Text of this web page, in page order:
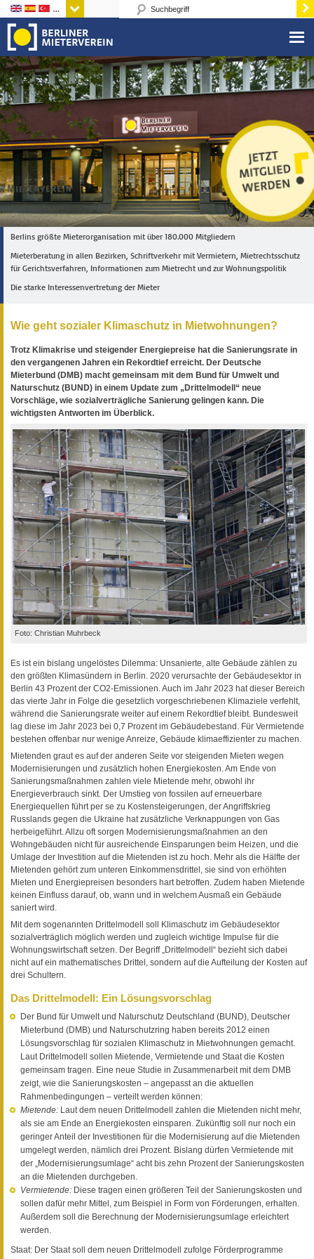
Sprachen
Berlins größte Mieterorganisation mit über 180.000 Mitgliedern
Mieterberatung in allen Bezirken, Schriftverkehr mit Vermietern, Mietrechtsschutz
für Gerichtsverfahren, Informationen zum Mietrecht und zur Wohnungspolitik
Die starke Interessenvertretung der Mieter
Wie geht sozialer Klimaschutz in Mietwohnungen?
Trotz Klimakrise und steigender Energiepreise hat die Sanierungsrate in
den vergangenen Jahren ein Rekordtief erreicht. Der Deutsche
Mieterbund (DMB) macht gemeinsam mit dem Bund für Umwelt und
Naturschutz (BUND) in einem Update zum „Drittelmodell“ neue
Vorschläge, wie sozialverträgliche Sanierung gelingen kann. Die
wichtigsten Antworten im Überblick.
Foto: Christian Muhrbeck
Es ist ein bislang ungelöstes Dilemma: Unsanierte, alte Gebäude zählen zu
den größten Klimasündern in Berlin. 2020 verursachte der Gebäudesektor in
Berlin 43 Prozent der CO2-Emissionen. Auch im Jahr 2023 hat dieser Bereich
das vierte Jahr in Folge die gesetzlich vorgeschriebenen Klimaziele verfehlt,
während die Sanierungsrate weiter auf einem Rekordtief bleibt. Bundesweit
lag diese im Jahr 2023 bei 0,7 Prozent im Gebäudebestand. Für Vermietende
bestehen offenbar nur wenige Anreize, Gebäude klimaeffizienter zu machen.
Mietenden graut es auf der anderen Seite vor steigenden Mieten wegen
Modernisierungen und zusätzlich hohen Energiekosten. Am Ende von
Sanierungsmaßnahmen zahlen viele Mietende mehr, obwohl ihr
Energieverbrauch sinkt. Der Umstieg von fossilen auf erneuerbare
Energiequellen führt per se zu Kostensteigerungen, der Angriffskrieg
Russlands gegen die Ukraine hat zusätzliche Verknappungen von Gas
herbeigeführt. Allzu oft sorgen Modernisierungsmaßnahmen an den
Wohngebäuden nicht für ausreichende Einsparungen beim Heizen, und die
Umlage der Investition auf die Mietenden ist zu hoch. Mehr als die Hälfte der
Mietenden gehört zum unteren Einkommensdrittel, sie sind von erhöhten
Mieten und Energiepreisen besonders hart betroffen. Zudem haben Mietende
keinen Einfluss darauf, ob, wann und in welchem Ausmaß ein Gebäude
saniert wird.
Mit dem sogenannten Drittelmodell soll Klimaschutz im Gebäudesektor
sozialverträglich möglich werden und zugleich wichtige Impulse für die
Wohnungswirtschaft setzen. Der Begriff „Drittelmodell“ bezieht sich dabei
nicht auf ein mathematisches Drittel, sondern auf die Aufteilung der Kosten auf
drei Schultern.
Das Drittelmodell: Ein Lösungsvorschlag
Der Bund für Umwelt und Naturschutz Deutschland (BUND), Deutscher
Mieterbund (DMB) und Naturschutzring haben bereits 2012 einen
Lösungsvorschlag für sozialen Klimaschutz in Mietwohnungen gemacht.
Laut Drittelmodell sollen Mietende, Vermietende und Staat die Kosten
gemeinsam tragen. Eine neue Studie in Zusammenarbeit mit dem DMB
zeigt, wie die Sanierungskosten – angepasst an die aktuellen
Rahmenbedingungen – verteilt werden können:
Mietende: Laut dem neuen Drittelmodell zahlen die Mietenden nicht mehr,
als sie am Ende an Energiekosten einsparen. Zukünftig soll nur noch ein
geringer Anteil der Investitionen für die Modernisierung auf die Mietenden
umgelegt werden, nämlich drei Prozent. Bislang dürfen Vermietende mit
der „Modernisierungsumlage“ acht bis zehn Prozent der Sanierungskosten
an die Mietenden durchgeben.
Vermietende: Diese tragen einen größeren Teil der Sanierungskosten und
sollen dafür mehr Mittel, zum Beispiel in Form von Förderungen, erhalten.
Außerdem soll die Berechnung der Modernisierungsumlage erleichtert
werden.
Staat: Der Staat soll dem neuen Drittelmodell zufolge Förderprogramme